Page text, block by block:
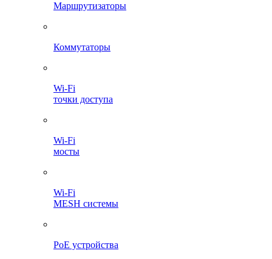
Маршрутизаторы
Коммутаторы
Wi-Fi
точки доступа
Wi-Fi
мосты
Wi-Fi
MESH системы
PoE устройства